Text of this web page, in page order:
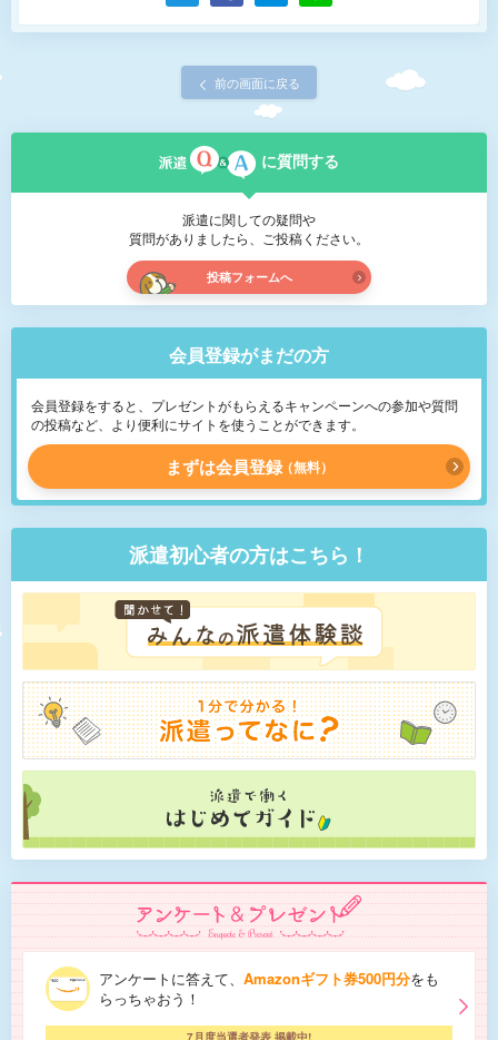
前の画面に戻る
に質問する
派遣に関しての疑問や
質問がありましたら、ご投稿ください。
投稿フォームへ
会員登録がまだの方
会員登録をすると、プレゼントがもらえるキャンペーンへの参加や質問
の投稿など、より便利にサイトを使うことができます。
まずは会員登録 無料
派遣初心者の方はこちら！
アンケートに答えて、 Amazonギフト券500円分をも
らっちゃおう！
7月度当選者発表 掲載中!